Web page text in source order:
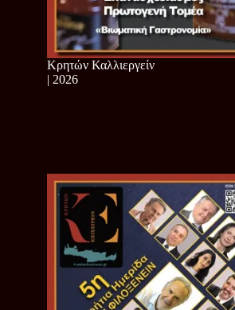
Κρητών Καλλιεργείν
| 2026